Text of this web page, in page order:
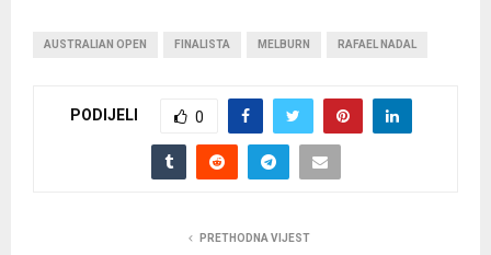
AUSTRALIAN OPEN FINALISTA MELBURN RAFAEL NADAL
PODIJELI 0
PRETHODNA VIJEST